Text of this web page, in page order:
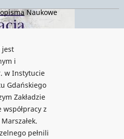
Naukowe
jest
i
w Instytucie
Gdańskiego
Zakładzie
z
pełnili